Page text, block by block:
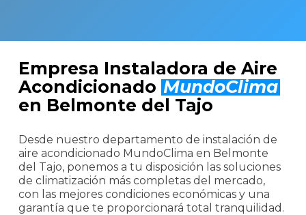
Empresa Instaladora de Aire
Acondicionado MundoClima
en Belmonte del Tajo
Desde nuestro departamento de instalación de
aire acondicionado MundoClima en Belmonte
del Tajo, ponemos a tu disposición las soluciones
de climatización más completas del mercado,
con las mejores condiciones económicas y una
garantía que te proporcionará total tranquilidad.